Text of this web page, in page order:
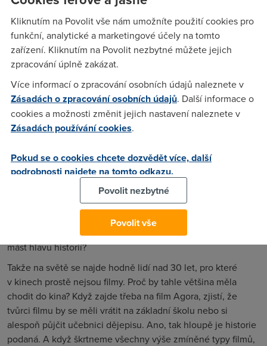
o moderních tabu, která již tabu snad dávno nejsou – o
homosexualitě, výchově dětí lesbickým párem, o eutanazii,
zneužívání dětí (i třeba pro vojenské účely), o sexu, když má
žena své dny, o kanibalismu, úchylkách, a specifickým
žánrem jsou exploitation horory, kde jde o to, co
nejnázorněji a nejrealističtěji ukázat možnosti řezání
lidského těla a jeho kousků, případně vnitřností.
Protože nejen Hollywoodu docházejí nápady, jsme svědky
své kouzlo a stal se z něho nesympatický, chladný, blonďatý
a modrooký zabiják. Posádku Star Treku nově tvoří 16leté
děti. Terminátor bojuje s dalšími puberťáky a samozřejmě
prohraje. Další puberťáci bojují s hračkami od Hasbro, které
ve filmu poněkud přerostly. A remake Souboje Titánů se už
rovnou vykašlal na nějakou řeckou mytologii, proč někomu
mást hlavu historií?
Takže na světě se najde hodně lidí nad 30 let, pro které
v kinech prostě nejsou filmy. Proč by tahle většina měla
chodit do kina? Když zajde třeba na film Agora, zjistí, že
tvůrci filmu by se měli vrátit na základní školu nebo si
alespoň půjčit učebnici dějepisu. Ano, tak hloupě je historie
podaná. A když škrtneme všechny výše zmíněné typy filmů,
Kliknutím na Povolit vše nám umožníte použití cookies pro
funkční, analytické a marketingové účely na tomto
zařízení. Kliknutím na Povolit nezbytné můžete jejich
zpracování úplně zakázat.
Více informací o zpracování osobních údajů naleznete v
Zásadách o zpracování osobních údajů. Další informace o
cookies a možnosti změnit jejich nastavení naleznete v
Zásadách používání cookies.
Pokud se o cookies chcete dozvědět více, další
podrobnosti najdete na tomto odkazu.
Povolit nezbytné
Povolit vše